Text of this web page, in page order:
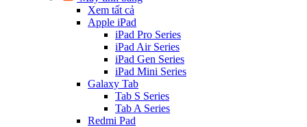
Xem tất cả
Apple iPad
iPad Pro Series
iPad Air Series
iPad Gen Series
iPad Mini Series
Galaxy Tab
Tab S Series
Tab A Series
Redmi Pad